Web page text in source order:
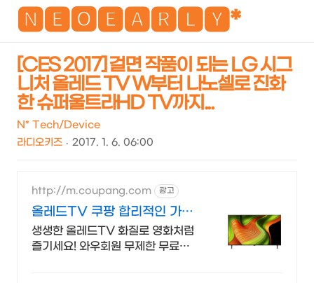
🅽🅴🅾🅴🅰🆁🅻🆈*
검
[CES 2017] 걸면 작품이 되는 LG 시그
니처 올레드 TV W부터 나노셀로 진화
한 슈퍼울트라HD TV까지...
N* Tech/Device
라디오키즈
2017. 1. 6. 06:00
http://m.coupang.com 광고
올레드TV 쿠팡 합리적인 가격
의 TV
생생한 올레드TV 화질로 영화처럼
즐기세요! 와우회원 무제한 무료배